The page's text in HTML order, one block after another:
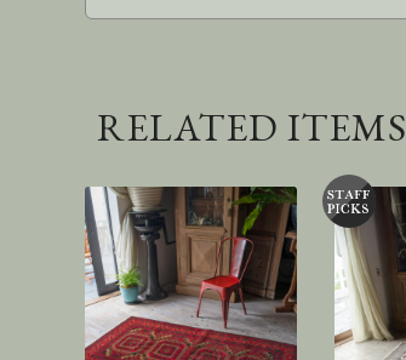
RELATED ITEMS